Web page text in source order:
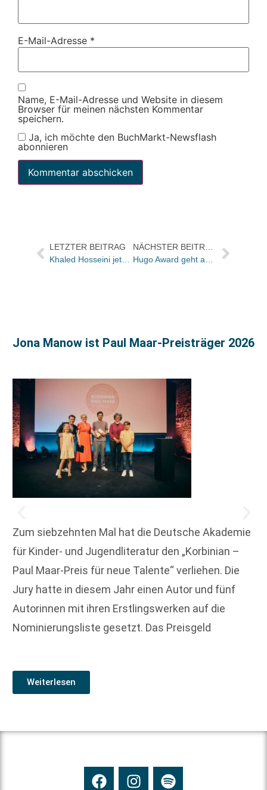
E-Mail-Adresse *
Name, E-Mail-Adresse und Website in diesem
Browser für meinen nächsten Kommentar
speichern.
Ja, ich möchte den BuchMarkt-Newsflash
abonnieren
LETZTER BEITRAG
Khaled Hosseini jetzt mehr als 2,5 Mio. mal verkauft
NÄCHSTER BEITRAG
Hugo Award geht an Neil Gaiman
Jona Manow ist Paul Maar-Preisträger 2026
Zum siebzehnten Mal hat die Deutsche Akademie
für Kinder- und Jugendliteratur den „Korbinian –
Paul Maar-Preis für neue Talente“ verliehen. Die
Jury hatte in diesem Jahr einen Autor und fünf
Autorinnen mit ihren Erstlingswerken auf die
Nominierungsliste gesetzt. Das Preisgeld
Weiterlesen